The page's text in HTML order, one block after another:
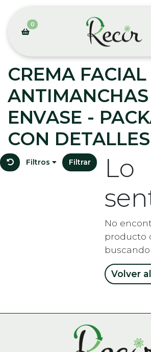
0
CREMA FACIAL
ANTIMANCHAS
ENVASE -
CON DETALLES
Filtros Filtrar
Lo
No
producto
buscando
Volver